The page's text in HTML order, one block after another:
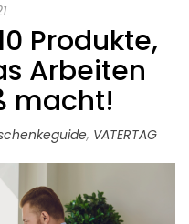
Produkte,
Arbeiten
macht!
, VATERTAG